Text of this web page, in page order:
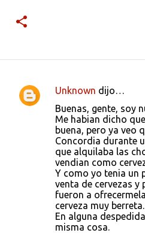
C
Unknown dijo…
Buenas, gente, soy
Me habian dicho
buena, pero ya veo
Concordia durante
que alquilaba las
vendian como
Y como yo tenia un
venta de cervezas
fueron a
cerveza muy
En alguna
misma cosa.